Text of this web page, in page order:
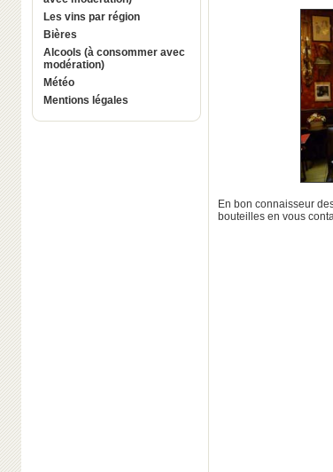
Les vins par région
Bières
Alcools (à consommer avec
modération)
Météo
Mentions légales
En bon connaisseur
bouteilles en vous